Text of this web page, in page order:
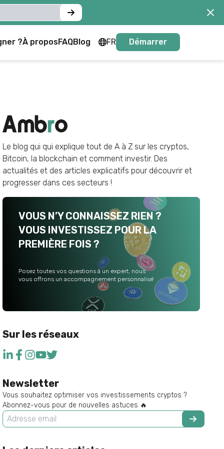
?À proposFAQBlog FR
FR
Démarrer
Le blog qui qui explique tout de A à Z sur les cryptos,
Bitcoin, la blockchain et comment investir. Des
actualités et des articles explicatifs pour découvrir et
progresser dans ces secteurs !
VOUS N’Y CONNAISSEZ RIEN ?
VOUS INVESTISSEZ POUR LA
PREMIÈRE FOIS ?
Posez toutes vos questions à un expert, nous
vous offrons un accompagnement personnalisé
Sur les réseaux
Newsletter
Vous souhaitez optimiser vos investissements cryptos ?
Abonnez-vous pour de nouvelles astuces 🔥